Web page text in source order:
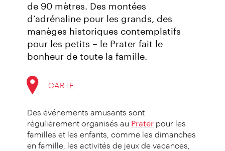
de 90 mètres. Des montées
d’adrénaline pour les grands, des
manèges historiques contemplatifs
pour les petits – le Prater fait le
bonheur de toute la famille.
CARTE
Des événements amusants sont
régulièrement organisés au Prater pour les
familles et les enfants, comme les dimanches
en famille, les activités de jeux de vacances,